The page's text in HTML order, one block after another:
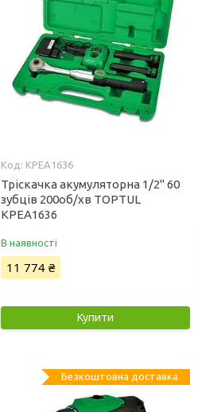
KPEA1636
Тріскачка акумуляторна 1/2" 60
зубців 200об/хв TOPTUL
KPEA1636
В наявності
11 774 ₴
Купити
Безкоштовна доставка